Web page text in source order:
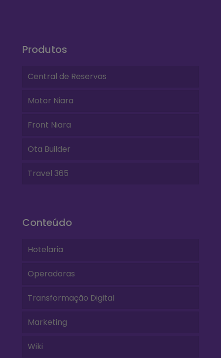
Produtos
Central de Reservas
Motor Niara
Front Niara
Ota Builder
Travel 365
Conteúdo
Hotelaria
Operadoras
Transformação Digital
Marketing
Wiki